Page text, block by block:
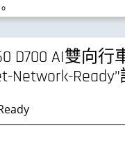
D700 AI雙向行
Network-